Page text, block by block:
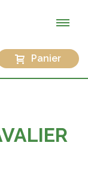
Panier